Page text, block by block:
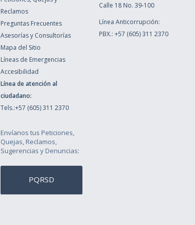
Reclamos
Preguntas Frecuentes
Asesorías y Consultorías
Mapa del Sitio
Líneas de Emergencias
Accesibilidad
Línea de atención al
ciudadano:
Tels.:+57 (605) 311 2370
Envíanos tus Peticiones,
Quejas, Reclamos,
Sugerencias y Denuncias:
PQRSD
Calle 18 No. 39-100
Línea Anticorrupción:
PBX.: +57 (605) 311 2370